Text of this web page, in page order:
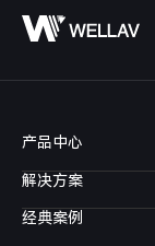
产品中心
解决方案
经典案例